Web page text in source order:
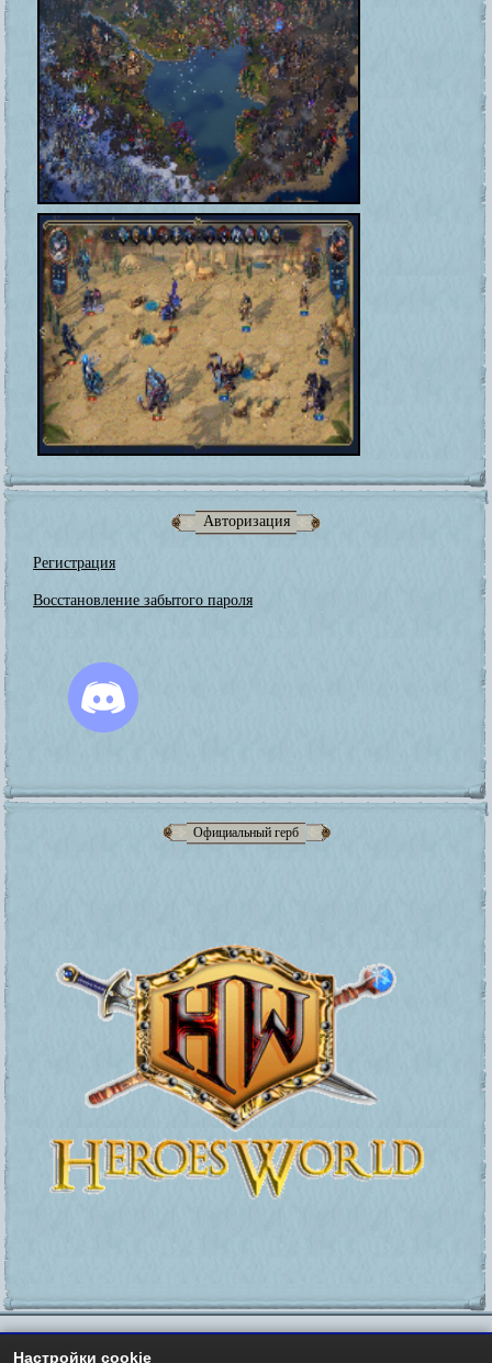
Авторизация
Регистрация
Восстановление забытого пароля
Официальный герб
Настройки cookie